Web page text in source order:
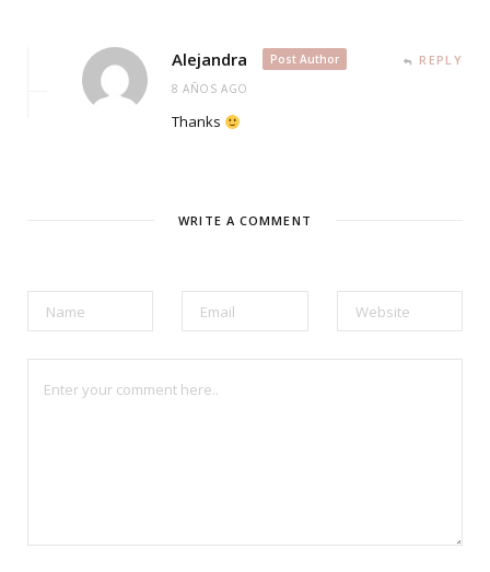
Alejandra
Post Author
8 AÑOS AGO
REPLY
Thanks
WRITE A COMMENT